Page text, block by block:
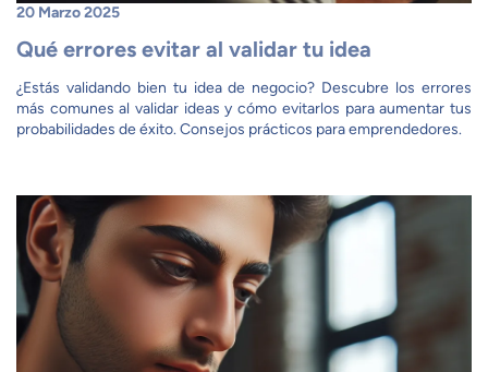
Qué errores evitar al validar tu idea
20 Marzo 2025
¿Estás validando bien tu idea de negocio? Descubre los errores
más comunes al validar ideas y cómo evitarlos para aumentar tus
probabilidades de éxito. Consejos prácticos para emprendedores.